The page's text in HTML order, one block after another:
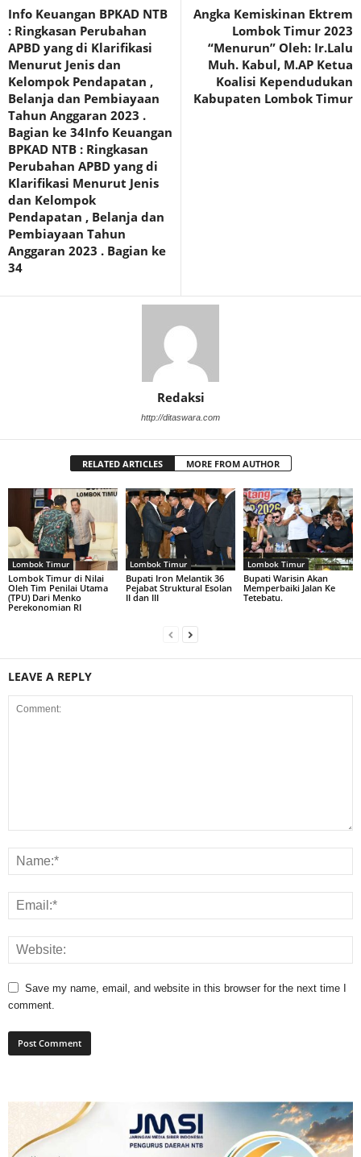
Info Keuangan BPKAD NTB
: Ringkasan Perubahan
APBD yang di Klarifikasi
Menurut Jenis dan
Kelompok Pendapatan ,
Belanja dan Pembiayaan
Tahun Anggaran 2023 .
Bagian ke 34Info Keuangan
BPKAD NTB : Ringkasan
Perubahan APBD yang di
Klarifikasi Menurut Jenis
dan Kelompok
Pendapatan , Belanja dan
Pembiayaan Tahun
Anggaran 2023 . Bagian ke
34
Angka Kemiskinan Ektrem
Lombok Timur 2023
“Menurun” Oleh: Ir.Lalu
Muh. Kabul, M.AP Ketua
Koalisi Kependudukan
Kabupaten Lombok Timur
Redaksi
http://ditaswara.com
RELATED ARTICLES MORE FROM AUTHOR
Lombok Timur
Lombok Timur di Nilai
Oleh Tim Penilai Utama
(TPU) Dari Menko
Perekonomian RI
Lombok Timur
Bupati Iron Melantik 36
Pejabat Struktural Esolan
II dan III
Lombok Timur
Bupati Warisin Akan
Memperbaiki Jalan Ke
Tetebatu.
LEAVE A REPLY
Save my name, email, and website in this browser for the next time I
comment.